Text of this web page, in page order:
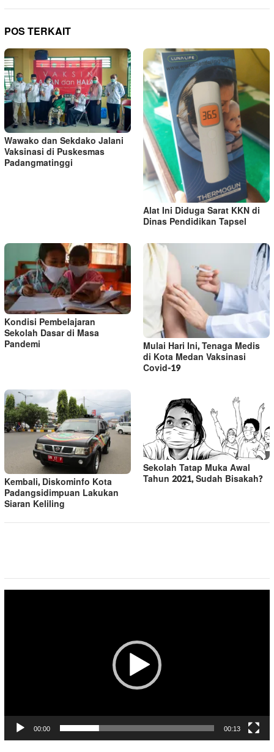
POS TERKAIT
Wawako dan Sekdako Jalani
Vaksinasi di Puskesmas
Padangmatinggi
Alat Ini Diduga Sarat KKN di
Dinas Pendidikan Tapsel
Kondisi Pembelajaran
Sekolah Dasar di Masa
Pandemi Mulai Hari Ini, Tenaga Medis
di Kota Medan Vaksinasi
Covid-19
Kembali, Diskominfo Kota
Padangsidimpuan Lakukan
Siaran Keliling
Sekolah Tatap Muka Awal
Tahun 2021, Sudah Bisakah?
00:00 00:13